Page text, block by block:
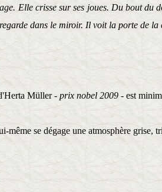
Elle crisse sur ses joues. Du bout du
dans le miroir. Il voit la porte de la
Müller - prix nobel 2009 - est
même se dégage une atmosphère grise,